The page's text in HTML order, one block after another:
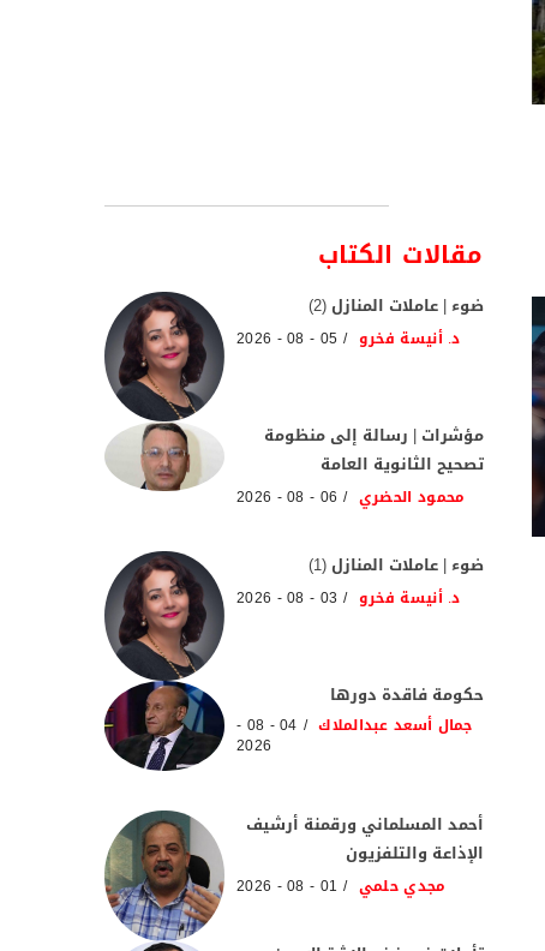
مقالات الكتاب
ضوء | عاملات المنازل (2)
د. أنيسة فخرو 05 - 08 - 2026
مؤشرات | رسالة إلى منظومة
تصحيح الثانوية العامة
محمود الحضري 06 - 08 - 2026
ضوء | عاملات المنازل (1)
د. أنيسة فخرو 03 - 08 - 2026
حكومة فاقدة دورها
جمال أسعد عبدالملاك 04 - 08 -
2026
أحمد المسلماني ورقمنة أرشيف
الإذاعة والتلفزيون
مجدي حلمي 01 - 08 - 2026